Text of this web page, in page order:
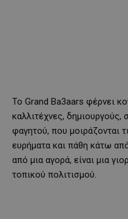
Το Grand Ba3aars φέρνει
καλλιτέχνες, δημιουργούς,
φαγητού, που μοιράζονται
ευρήματα και πάθη κάτω
από μια αγορά, είναι μια
τοπικού πολιτισμού.